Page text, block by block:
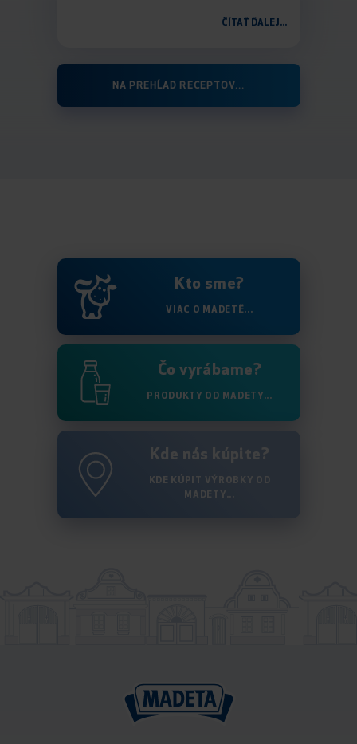
ČÍTAŤ ĎALEJ...
NA PREHĹAD RECEPTOV...
Kto sme?
VIAC O MADETĚ...
Čo vyrábame?
PRODUKTY OD MADETY...
Kde nás kúpite?
KDE KÚPIT VÝROBKY OD
MADETY...